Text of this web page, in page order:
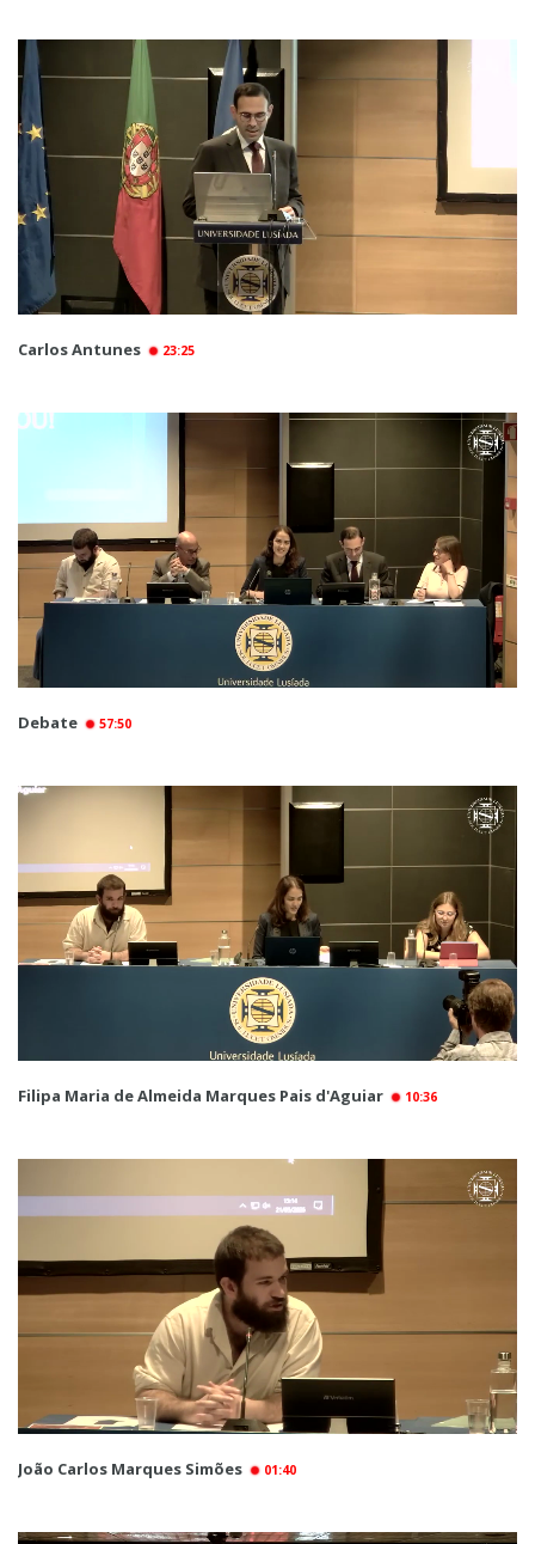
Carlos Antunes 23:25
Debate 57:50
Filipa Maria de Almeida Marques Pais d'Aguiar 10:36
João Carlos Marques Simões 01:40